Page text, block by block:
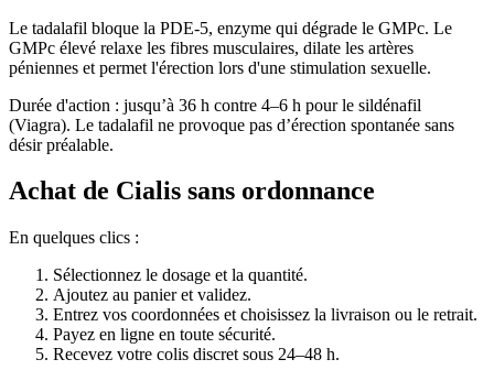
Le tadalafil bloque la PDE-5, enzyme qui dégrade le GMPc. Le
GMPc élevé relaxe les fibres musculaires, dilate les artères
péniennes et permet l'érection lors d'une stimulation sexuelle.
Durée d'action : jusqu’à 36 h contre 4–6 h pour le sildénafil
(Viagra). Le tadalafil ne provoque pas d’érection spontanée sans
désir préalable.
Achat de Cialis sans ordonnance
En quelques clics :
Sélectionnez le dosage et la quantité.
Ajoutez au panier et validez.
Entrez vos coordonnées et choisissez la livraison ou le retrait.
Payez en ligne en toute sécurité.
Recevez votre colis discret sous 24–48 h.